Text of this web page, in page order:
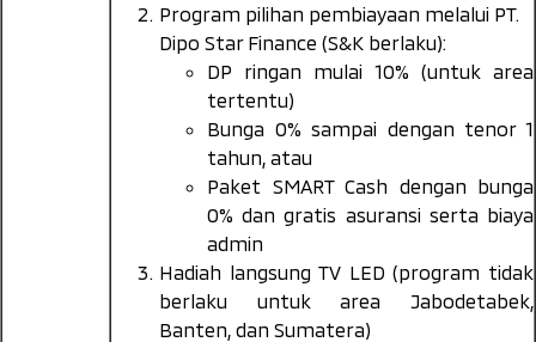
Program pilihan pembiayaan melalui PT.
Dipo Star Finance (S&K berlaku):
DP ringan mulai 10% (untuk area
tertentu)
Bunga 0% sampai dengan tenor 1
tahun, atau
Paket SMART Cash dengan bunga
0% dan gratis asuransi serta biaya
admin
Hadiah langsung TV LED (program tidak
berlaku untuk area Jabodetabek,
Banten, dan Sumatera)